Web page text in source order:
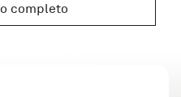
completo